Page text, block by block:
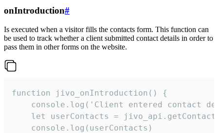
onIntroduction#
Is executed when a visitor fills the contacts form. This function can
be used to track whether a client submitted contact details in order to
pass them in other forms on the website.
function jivo_onIntroduction() {
console.log('Client entered contact
let userContacts =
    console.log(userContacts)